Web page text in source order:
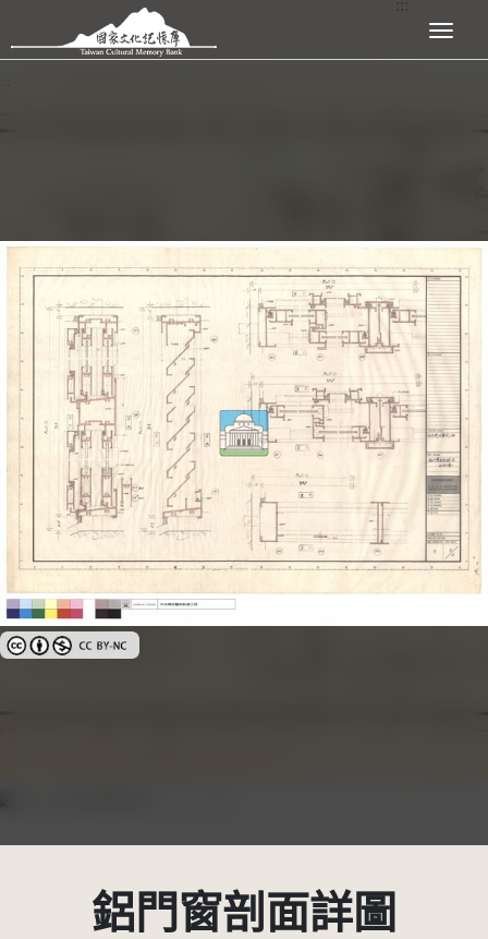
跳到主要內容區塊 展開選單
創用CC姓名標示-非商業性 3.0 台灣及其後版本(CC BY-NC 3.0 TW +)
鋁門窗剖面詳圖